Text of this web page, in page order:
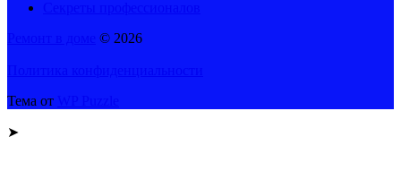
© 2026
Тема от
➤